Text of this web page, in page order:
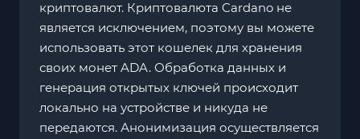
криптовалют. Криптовалюта Cardano не
является исключением, поэтому вы можете
использовать этот кошелек для хранения
своих монет ADA. Обработка данных и
генерация открытых ключей происходит
локально на устройстве и никуда не
передаются. Анонимизация осуществляется